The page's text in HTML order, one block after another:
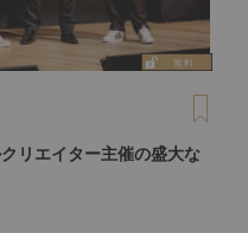
リエイター主催の盛大な